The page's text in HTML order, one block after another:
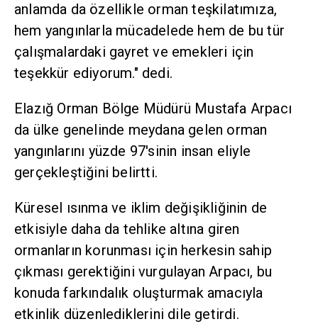
anlamda da özellikle orman teşkilatımıza,
hem yangınlarla mücadelede hem de bu tür
çalışmalardaki gayret ve emekleri için
teşekkür ediyorum." dedi.
Elazığ Orman Bölge Müdürü Mustafa Arpacı
da ülke genelinde meydana gelen orman
yangınlarını yüzde 97'sinin insan eliyle
gerçekleştiğini belirtti.
Küresel ısınma ve iklim değişikliğinin de
etkisiyle daha da tehlike altına giren
ormanların korunması için herkesin sahip
çıkması gerektiğini vurgulayan Arpacı, bu
konuda farkındalık oluşturmak amacıyla
etkinlik düzenlediklerini dile getirdi.